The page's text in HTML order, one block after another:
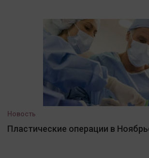
Новость
Пластические операции в